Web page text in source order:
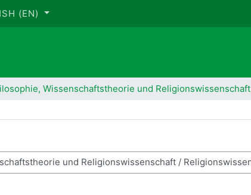
‎(EN)‎
Wissenschaftstheorie und Religionswissenschaft